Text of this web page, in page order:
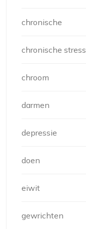
chronische
chronische stress
chroom
darmen
depressie
doen
eiwit
gewrichten